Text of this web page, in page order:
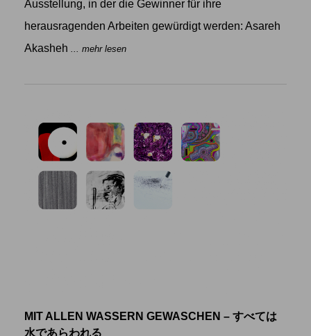
Ausstellung, in der die Gewinner für ihre
herausragenden Arbeiten gewürdigt werden: Asareh
Akasheh ... mehr lesen
MIT ALLEN WASSERN GEWASCHEN – すべては
水であらわれる